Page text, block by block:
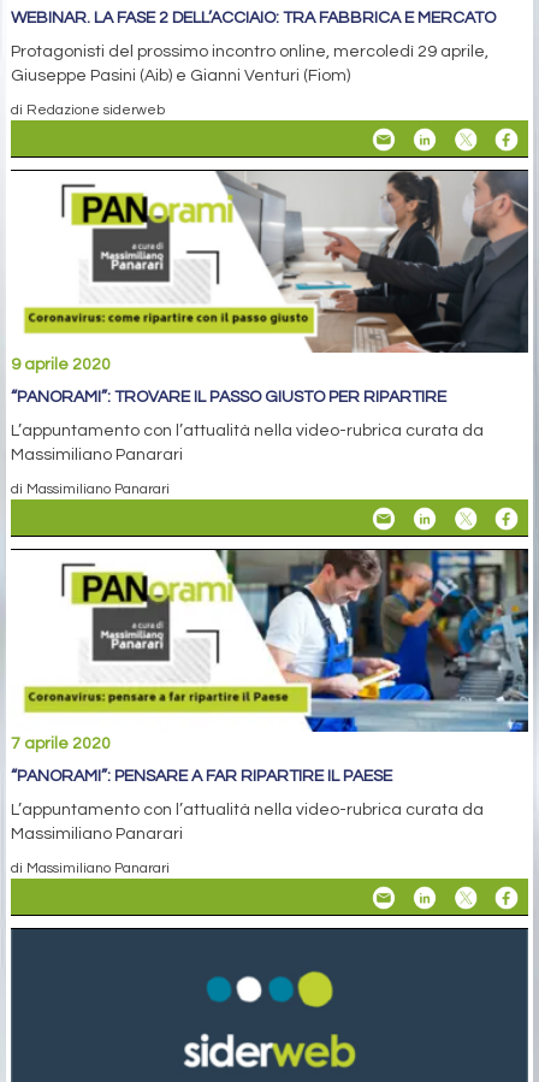
WEBINAR. LA FASE 2 DELL’ACCIAIO: TRA FABBRICA E MERCATO
Protagonisti del prossimo incontro online, mercoledì 29 aprile,
Giuseppe Pasini (Aib) e Gianni Venturi (Fiom)
di Redazione siderweb
9 aprile 2020
“PANORAMI”: TROVARE IL PASSO GIUSTO PER RIPARTIRE
L’appuntamento con l’attualità nella video-rubrica curata da
Massimiliano Panarari
di Massimiliano Panarari
7 aprile 2020
“PANORAMI”: PENSARE A FAR RIPARTIRE IL PAESE
L’appuntamento con l’attualità nella video-rubrica curata da
Massimiliano Panarari
di Massimiliano Panarari